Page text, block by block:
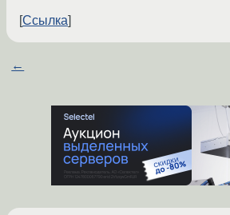
Ссылка
←